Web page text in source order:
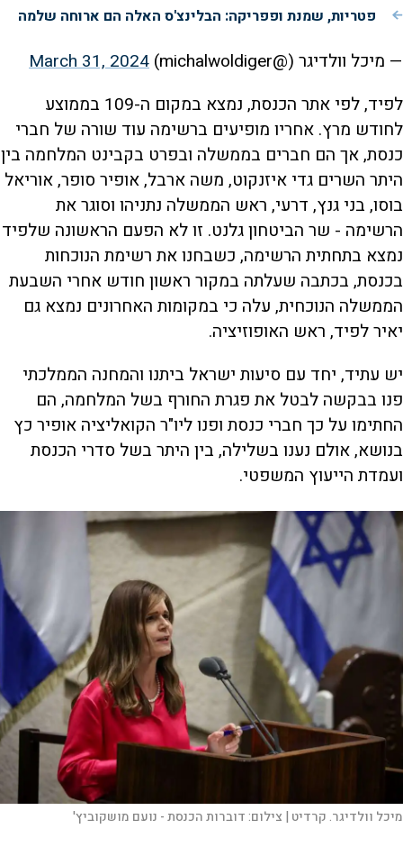
פטריות, שמנת ופפריקה: הבלינצ'ס האלה הם ארוחה שלמה
— מיכל וולדיגר (@michalwoldiger)
March 31, 2024
לפיד, לפי אתר הכנסת, נמצא במקום ה-109 בממוצע
לחודש מרץ. אחריו מופיעים ברשימה עוד שורה של חברי
כנסת, אך הם חברים בממשלה ובפרט בקבינט המלחמה בין
היתר השרים גדי איזנקוט, משה ארבל, אופיר סופר, אוריאל
בוסו, בני גנץ, דרעי, ראש הממשלה נתניהו וסוגר את
הרשימה - שר הביטחון גלנט. זו לא הפעם הראשונה שלפיד
נמצא בתחתית הרשימה, כשבחנו את רשימת הנוכחות
בכנסת, בכתבה שעלתה במקור ראשון חודש אחרי השבעת
הממשלה הנוכחית, עלה כי במקומות האחרונים נמצא גם
יאיר לפיד, ראש האופוזיציה.
יש עתיד, יחד עם סיעות ישראל ביתנו והמחנה הממלכתי
פנו בבקשה לבטל את פגרת החורף בשל המלחמה, הם
החתימו על כך חברי כנסת ופנו ליו"ר הקואליציה אופיר כץ
בנושא, אולם נענו בשלילה, בין היתר בשל סדרי הכנסת
ועמדת הייעוץ המשפטי.
מיכל וולדיגר. קרדיט | צילום:דוברות הכנסת - נועם מושקוביץ'